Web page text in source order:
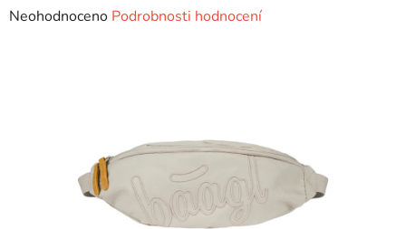
Průměrné
Neohodnoceno Podrobnosti hodnocení